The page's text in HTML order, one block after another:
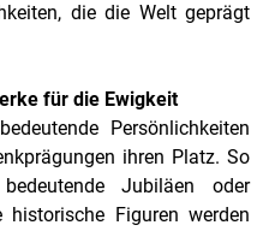
die die Welt geprägt
für die Ewigkeit
Persönlichkeiten
ihren Platz. So
Jubiläen oder
historische Figuren werden